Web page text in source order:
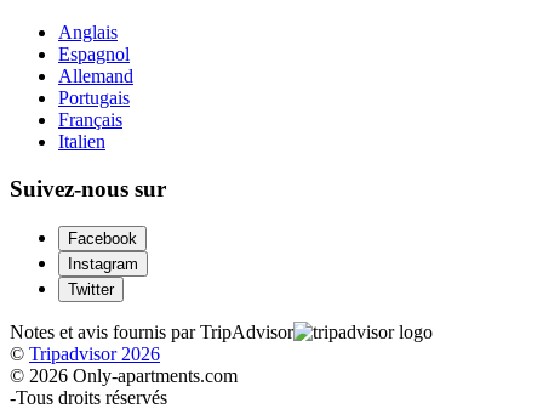
Anglais
Espagnol
Allemand
Portugais
Français
Italien
Suivez-nous sur
Facebook
Instagram
Twitter
Notes et avis fournis par TripAdvisor
© Tripadvisor 2026
© 2026 Only-apartments.com
-Tous droits réservés